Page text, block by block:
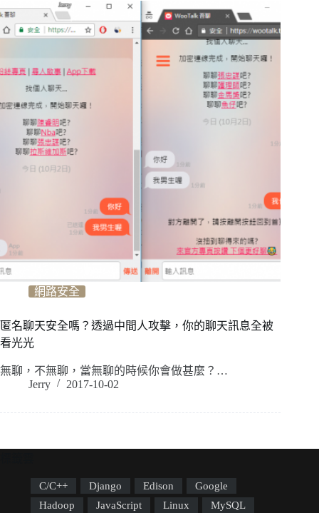
網路安全
匿名聊天安全嗎？透過中間人攻擊，你的聊天訊息全被
看光光
無聊，不無聊，當無聊的時候你會做甚麼？…
Jerry
2017-10-02
C/C++ Django Edison
Google
Hadoop
JavaScript Linux
MySQL